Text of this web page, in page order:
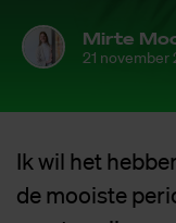
Mirte
21 november
Ik wil het
de mooiste